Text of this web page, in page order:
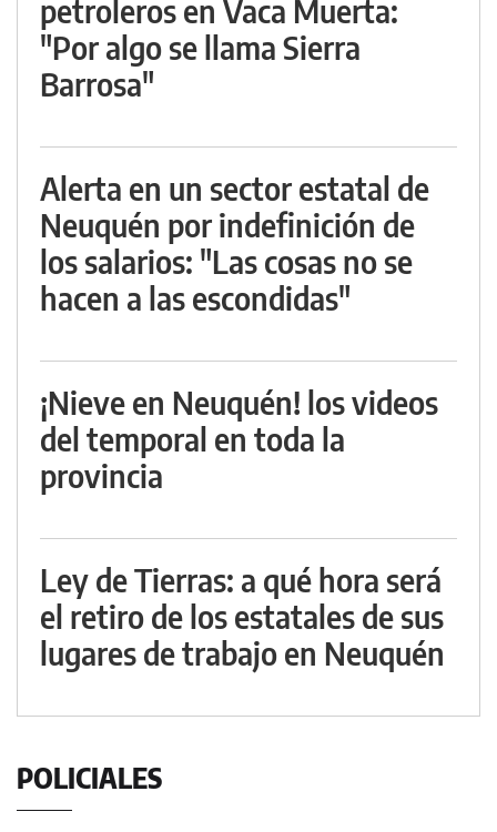
petroleros en Vaca Muerta:
"Por algo se llama Sierra
Barrosa"
Alerta en un sector estatal de
Neuquén por indefinición de
los salarios: "Las cosas no se
hacen a las escondidas"
¡Nieve en Neuquén! los videos
del temporal en toda la
provincia
Ley de Tierras: a qué hora será
el retiro de los estatales de sus
lugares de trabajo en Neuquén
POLICIALES